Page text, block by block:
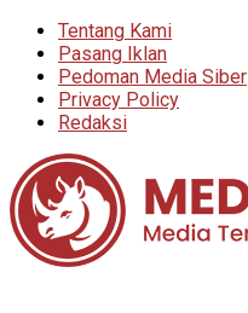
Tentang Kami
Pasang Iklan
Pedoman Media Siber
Privacy Policy
Redaksi